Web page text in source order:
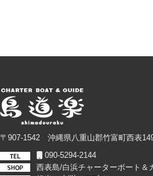
〒907-1542 沖縄県八重山郡竹富町西表
090-5294-2144
西表島/白浜チャーターボート＆